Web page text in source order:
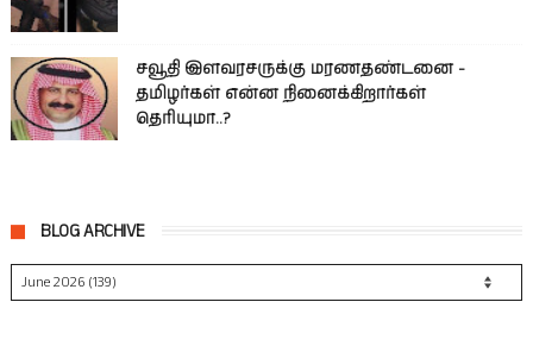
சவூதி இளவரசருக்கு மரணதண்டனை -
தமிழர்கள் என்ன நினைக்கிறார்கள்
தெரியுமா..?
BLOG ARCHIVE